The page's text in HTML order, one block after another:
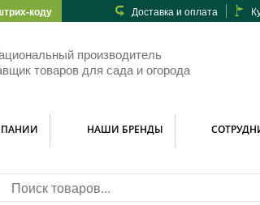
коду Доставка и оплата
производитель
товаров для сада и огорода
НАШИ БРЕНДЫ